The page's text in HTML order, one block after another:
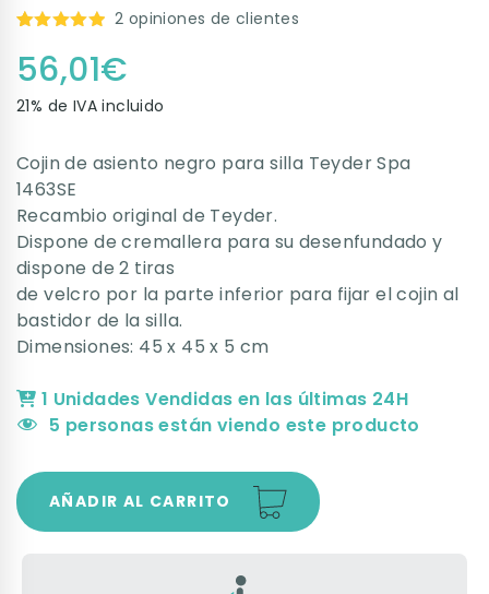
con5.00
de 5 en
valoraciones
2 opiniones de clientes
56,01€
21% de IVA incluido
Cojin de asiento negro para silla Teyder Spa
1463SE
Recambio original de Teyder.
Dispone de cremallera para su desenfundado y
dispone de 2 tiras
de velcro por la parte inferior para fijar el cojin al
bastidor de la silla.
Dimensiones: 45 x 45 x 5 cm
1 Unidades Vendidas en las últimas 24H
5 personas están viendo este producto
AÑADIR AL CARRITO